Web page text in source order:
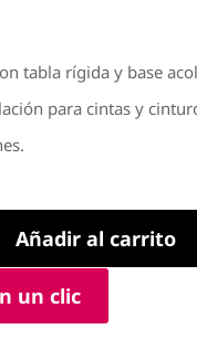
tabla rígida y base
para cintas y
Añadir al carrito
un clic